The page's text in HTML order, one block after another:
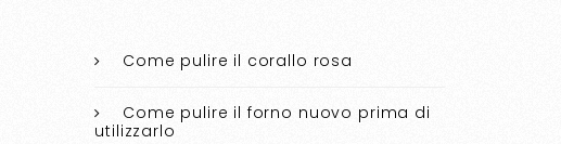
Come pulire il corallo rosa​​
Come pulire il forno nuovo prima di
utilizzarlo​​